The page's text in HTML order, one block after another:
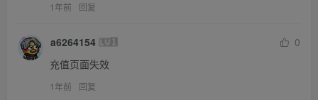
1年前 回复
a6264154
0
充值页面失效
1年前 回复